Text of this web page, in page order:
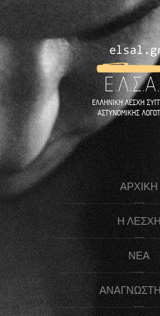
ΑΡΧΙΚΉ
Η ΛΈΣΧΗ
ΝΈΑ